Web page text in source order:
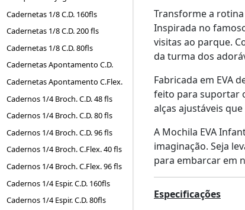
Cadernetas 1/8 C.D. 160fls
Cadernetas 1/8 C.D. 200 fls
Cadernetas 1/8 C.D. 80fls
Cadernetas Apontamento C.D.
Cadernetas Apontamento C.Flex.
Cadernos 1/4 Broch. C.D. 48 fls
Cadernos 1/4 Broch. C.D. 80 fls
Cadernos 1/4 Broch. C.D. 96 fls
Cadernos 1/4 Broch. C.Flex. 40 fls
Cadernos 1/4 Broch. C.Flex. 96 fls
Cadernos 1/4 Espir. C.D. 160fls
Cadernos 1/4 Espir. C.D. 80fls
Transforme a
Inspirada no
visitas ao parque.
da turma dos
Fabricada em EVA
feito para suportar
alças ajustáveis
A Mochila EVA
imaginação. Seja
para embarcar em
Especificações